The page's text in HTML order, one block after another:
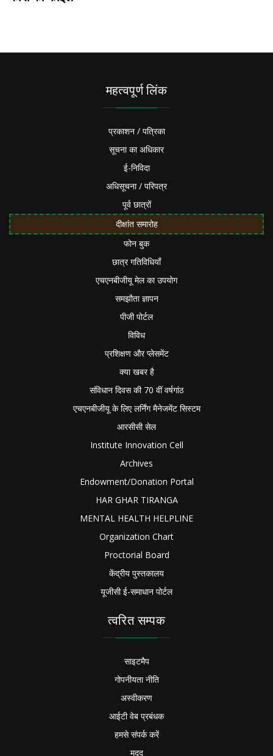
महत्वपूर्ण लिंक
प्रकाशन / पत्रिका
सूचना का अधिकार
ई-निविदा
अधिसूचना / परिपत्र
पूर्व छात्रों
दीक्षांत समारोह
फोन बुक
छात्र गतिविधियाँ
एचएनबीजीयू मेल का उपयोग
समझौता ज्ञापन
पीजी पोर्टल
विविध
प्रशिक्षण और प्लेसमेंट
क्या खबर है
संविधान दिवस की 70 वीं वर्षगांठ
एचएनबीजीयू के लिए लर्निंग मैनेजमेंट सिस्टम
आरसीसी सेल
Institute Innovation Cell
Archives
Endowment/Donation Portal
HAR GHAR TIRANGA
MENTAL HEALTH HELPLINE
Organization Chart
Proctorial Board
केंद्रीय पुस्तकालय
यूजीसी ई-समाधान पोर्टल
त्वरित सम्पक
साइटमैप
गोपनीयता नीति
अस्वीकरण
आईटी वेब प्रबंधक
हमसे संपर्क करें
मदद